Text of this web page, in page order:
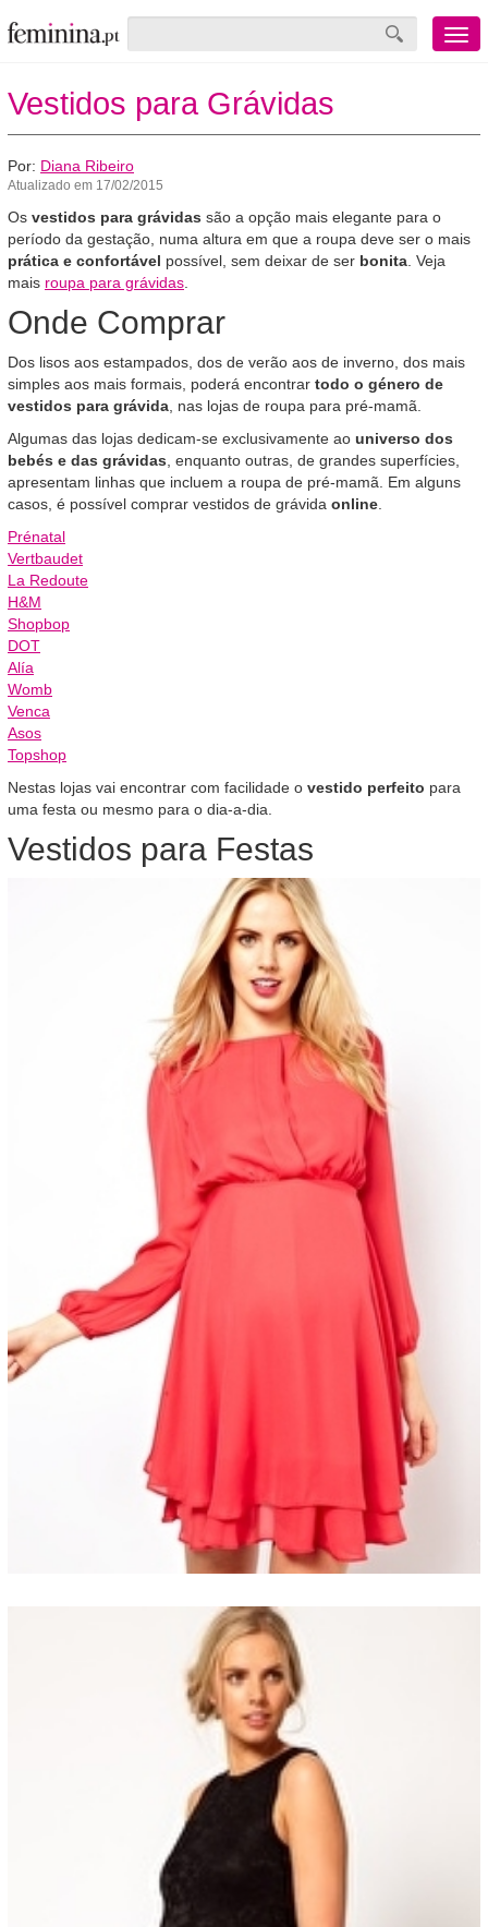
Menu
mobile
Vestidos para Grávidas
Por: Diana Ribeiro
Atualizado em 17/02/2015
Os vestidos para grávidas são a opção mais elegante para o
período da gestação, numa altura em que a roupa deve ser o mais
prática e confortável possível, sem deixar de ser bonita . Veja
mais roupa para grávidas
Onde Comprar
Dos lisos aos estampados, dos de verão aos de inverno, dos mais
simples aos mais formais, poderá encontrar todo o género de
vestidos para grávida , nas lojas de roupa para pré-mamã.
Algumas das lojas dedicam-se exclusivamente ao universo dos
bebés e das grávidas , enquanto outras, de grandes superfícies,
apresentam linhas que incluem a roupa de pré-mamã. Em alguns
casos, é possível comprar vestidos de grávida online
Prénatal
Vertbaudet
La Redoute
H&M
Shopbop
DOT
Alía
Womb
Venca
Asos
Topshop
Nestas lojas vai encontrar com facilidade o vestido perfeito para
uma festa ou mesmo para o dia-a-dia.
Vestidos para Festas